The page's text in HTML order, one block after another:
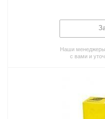
Наши менеджеры
с вами и